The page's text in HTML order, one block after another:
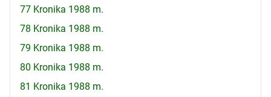
77 Kronika 1988 m.
78 Kronika 1988 m.
79 Kronika 1988 m.
80 Kronika 1988 m.
81 Kronika 1988 m.